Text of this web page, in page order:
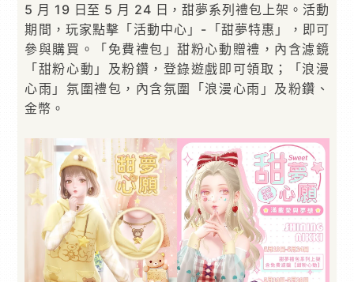
5 月 19 日至 5 月 24 日，甜夢系列禮包上架。活動
期間，玩家點擊「活動中心」-「甜夢特惠」，即可
參與購買。「免費禮包」甜粉心動贈禮，內含濾鏡
「甜粉心動」及粉鑽，登錄遊戲即可領取；「浪漫
心雨」氛圍禮包，內含氛圍「浪漫心雨」及粉鑽、
金幣。